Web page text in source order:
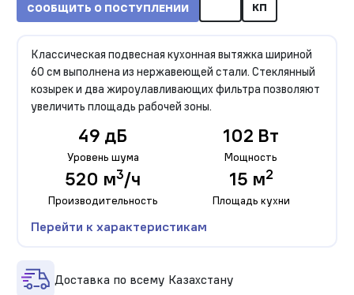
СООБЩИТЬ О ПОСТУПЛЕНИИ КП
Классическая подвесная кухонная вытяжка шириной
60 см выполнена из нержавеющей стали. Стеклянный
козырек и два жироулавливающих фильтра позволяют
увеличить площадь рабочей зоны.
49 дБ
Уровень шума
102 Вт
Мощность
520 м3/ч
Производительность
15 м2
Площадь кухни
Перейти к характеристикам
Доставка по всему Казахстану